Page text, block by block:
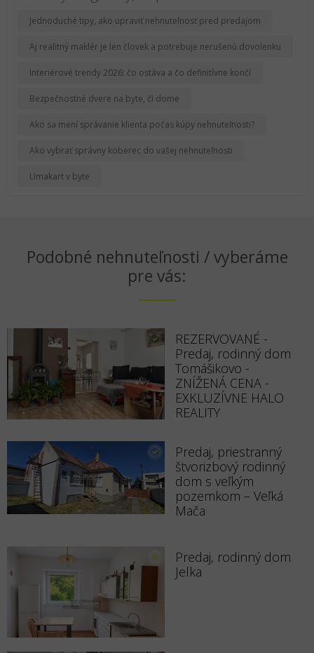
Jednoduché tipy, ako upraviť nehnuteľnosť pred predajom
Aj realitný maklér je len človek a potrebuje nerušenú dovolenku
Interiérové trendy 2026: čo ostáva a čo definitívne končí
Bezpečnostné dvere na byte, či dome
Ako sa mení správanie klienta počas kúpy nehnuteľnosti?
Ako vybrať správny koberec do vašej nehnuteľnosti
Umakart v byte
Podobné nehnuteľnosti / vyberáme
pre vás:
REZERVOVANÉ -
Predaj, rodinný dom
Tomášikovo -
ZNÍŽENÁ CENA -
EXKLUZÍVNE HALO
REALITY
Predaj, priestranný
štvorizbový rodinný
dom s veľkým
pozemkom – Veľká
Mača
Predaj, rodinný dom
Jelka